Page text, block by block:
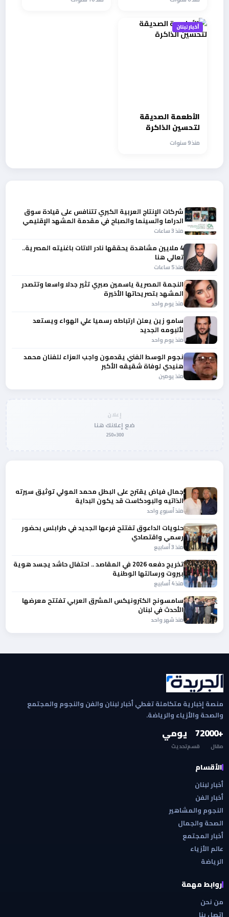
البيضاء ولبنان في
المقدمة
في دبي
أخبار لبنان
الأطعمة الصديقة
لتحسين الذاكرة
منذ 9 سنوات
شركات الإنتاج العربية الكبري تتنافس على قيادة سوق
الدراما والسينما والصباح في مقدمة المشهد الإقليمي
منذ 3 ساعات
4 ملايين مشاهدة يحققها نادر الاتات باغنيته المصرية..
تعالي هنا
منذ 5 ساعات
النجمة المصرية ياسمين صبري تثير جدلا واسعا وتتصدر
المشهد بتصريحاتها الأخيرة
منذ يوم واحد
سامو زين يعلن ارتباطه رسميا علي الهواء ويستعد
لألبومه الجديد
منذ يوم واحد
نجوم الوسط الفني يقدمون واجب العزاء للفنان محمد
هنيدي لوفاة شقيقه الأكبر
منذ يومين
إعلان
ضع إعلانك هنا
300×250
جمال فياض يقترح على البطل محمد المولي توثيق سيرته
الذاتيه والبودكاست قد يكون البداية
منذ أسبوع واحد
حلويات الداعوق تفتتح فرعها الجديد في طرابلس بحضور
رسمي واقتصادي
منذ 3 أسابيع
تخريج دفعه 2026 في المقاصد .. احتفال حاشد يجسد هوية
بيروت ورسالتها الوطنية
منذ 4 أسابيع
سامسونج الكترونيكس المشرق العربي تفتتح معرضها
الأحدث في لبنان
منذ شهر واحد
منصة إخبارية متكاملة تغطي أخبار لبنان والفن والنجوم والمجتمع
والصحة والأزياء والرياضة.
+2000
مقال
7
قسم
يومي
تحديث
الأقسام
أخبار لبنان
أخبار الفن
النجوم والمشاهير
الصحة والجمال
أخبار المجتمع
عالم الأزياء
الرياضة
روابط مهمة
من نحن